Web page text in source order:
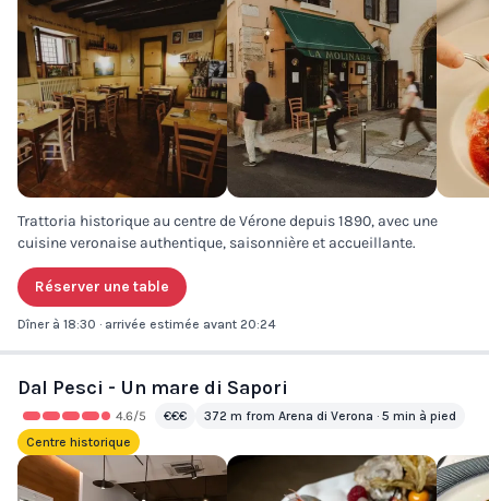
Trattoria historique au centre de Vérone depuis 1890, avec une
cuisine veronaise authentique, saisonnière et accueillante.
Réserver une table
Dîner à 18:30 · arrivée estimée avant 20:24
Dal Pesci - Un mare di Sapori
4.6/5 €€€
372 m from Arena di Verona · 5 min à pied
Centre historique